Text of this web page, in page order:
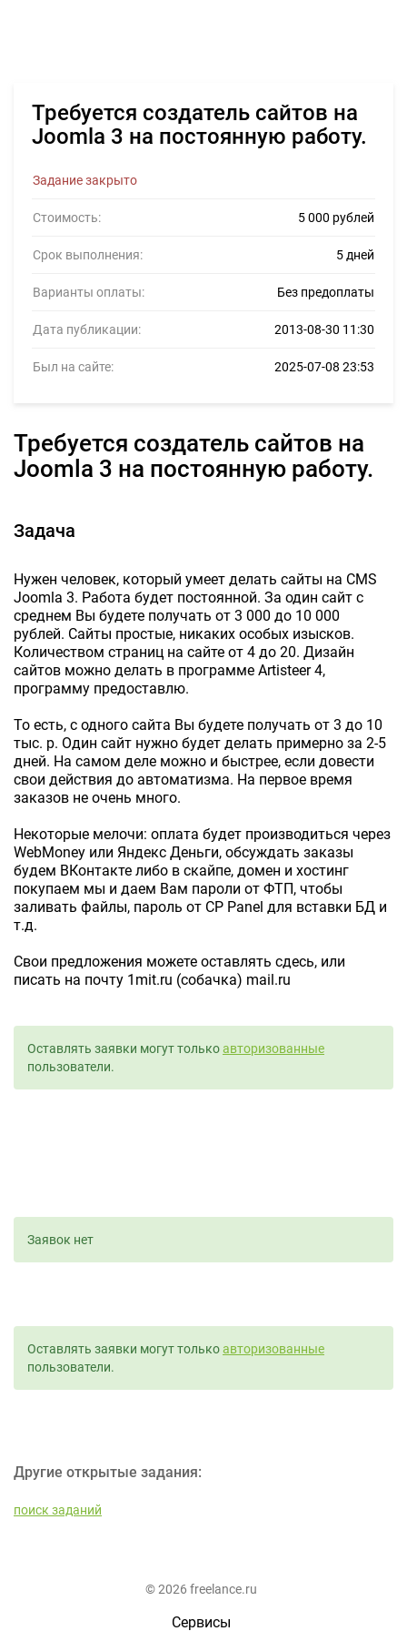
Требуется создатель сайтов на
Joomla 3 на постоянную работу.
Задание закрыто
Стоимость: 5 000 рублей
Срок выполнения: 5 дней
Варианты оплаты: Без предоплаты
Дата публикации: 2013-08-30 11:30
Был на сайте: 2025-07-08 23:53
Требуется создатель сайтов на
Joomla 3 на постоянную работу.
Задача
Нужен человек, который умеет делать сайты на CMS
Joomla 3. Работа будет постоянной. За один сайт с
среднем Вы будете получать от 3 000 до 10 000
рублей. Сайты простые, никаких особых изысков.
Количеством страниц на сайте от 4 до 20. Дизайн
сайтов можно делать в программе Artisteer 4,
программу предоставлю.
То есть, с одного сайта Вы будете получать от 3 до 10
тыс. р. Один сайт нужно будет делать примерно за 2-5
дней. На самом деле можно и быстрее, если довести
свои действия до автоматизма. На первое время
заказов не очень много.
Некоторые мелочи: оплата будет производиться через
WebMoney или Яндекс Деньги, обсуждать заказы
будем ВКонтакте либо в скайпе, домен и хостинг
покупаем мы и даем Вам пароли от ФТП, чтобы
заливать файлы, пароль от CP Panel для вставки БД и
т.д.
Свои предложения можете оставлять сдесь, или
писать на почту 1mit.ru (собачка) mail.ru
Оставлять заявки могут толькоавторизованные
пользователи.
Заявок нет
Оставлять заявки могут толькоавторизованные
пользователи.
Другие открытые задания:
поиск заданий
© 2026 freelance.ru
Сервисы